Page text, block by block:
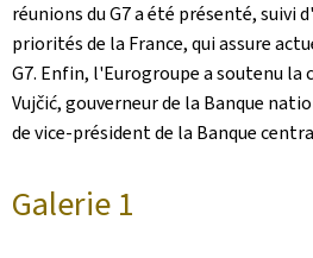
réunions du G7 a été présenté, suivi
priorités de la France, qui assure
G7. Enfin, l'Eurogroupe a soutenu la
Vujčić, gouverneur de la Banque
de vice-président de la Banque
Galerie 1